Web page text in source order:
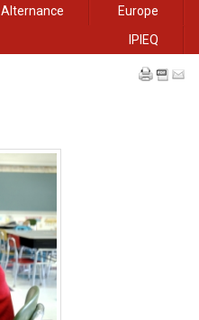
Alternance
Europe
IPIEQ